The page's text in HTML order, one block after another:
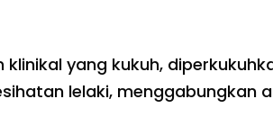
yang kukuh,
lelaki, menggabungkan